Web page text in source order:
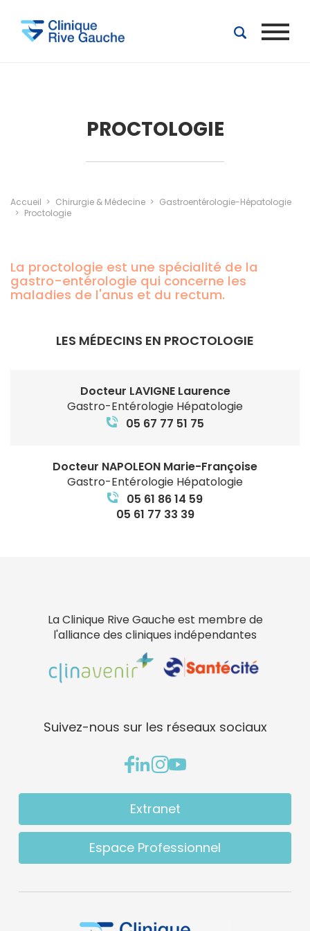
PROCTOLOGIE
Accueil Chirurgie & Médecine
Gastroentérologie-Hépatologie
Proctologie
La proctologie est une spécialité de la
gastro-entérologie qui concerne les
maladies de l'anus et du rectum.
LES MÉDECINS EN PROCTOLOGIE
Docteur LAVIGNE Laurence
Gastro-Entérologie Hépatologie
05 67 77 51 75
Docteur NAPOLEON Marie-Françoise
Gastro-Entérologie Hépatologie
05 61 86 14 59
05 61 77 33 39
La Clinique Rive Gauche est membre de
l'alliance des cliniques indépendantes
Suivez-nous sur les réseaux sociaux
Extranet
Espace Professionnel